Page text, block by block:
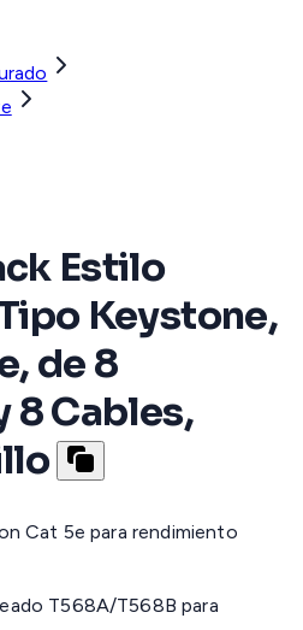
Estilo
Keystone,
de 8
8 Cables,
Cat 5e para rendimiento
T568A/T568B para